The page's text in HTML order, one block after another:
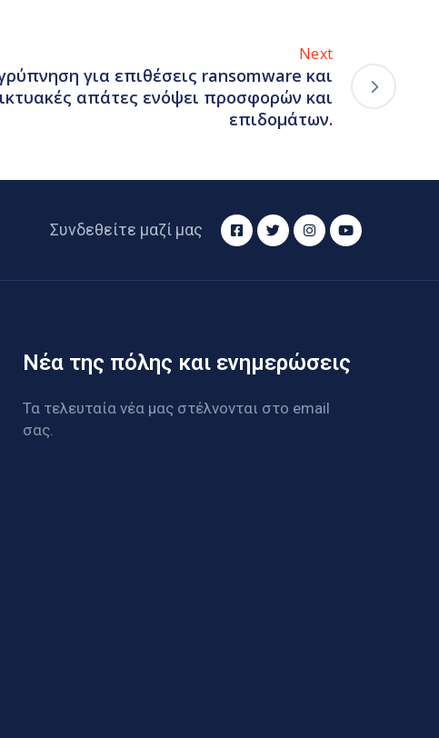
Next
για επιθέσεις ransomware και
απάτες ενόψει προσφορών και
επιδομάτων.
Συνδεθείτε μαζί μας
Νέα της πόλης και ενημερώσεις
Τα τελευταία νέα μας στέλνονται στο email
σας.